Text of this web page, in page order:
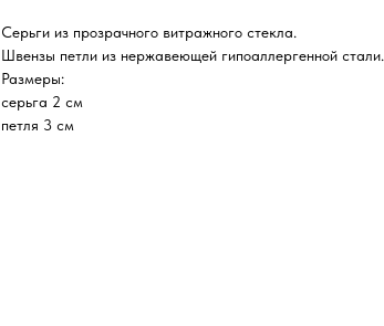
Серьги из прозрачного витражного стекла.
Швензы петли из нержавеющей гипоаллергенной стали.
Размеры:
серьга 2 см
петля 3 см